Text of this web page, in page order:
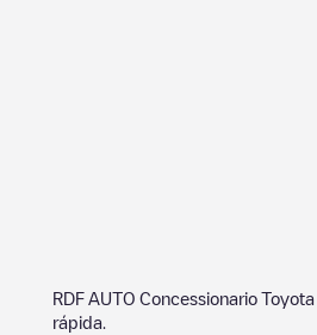
RDF AUTO Concessionario Toyota
rápida.